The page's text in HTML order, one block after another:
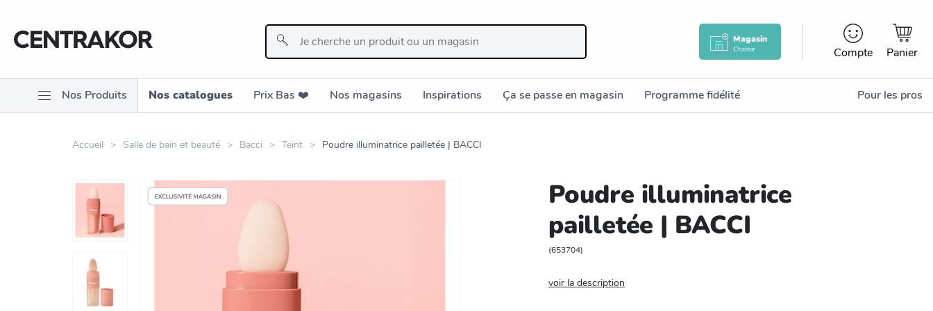
Magasin
Choisir Compte Panier
Nos Produits Nos catalogues Prix Bas ❤️️ Nos magasins Inspirations Ça se passe en magasin Programme fidélité Pour les pros
Accueil Salle de bain et beauté Bacci Teint Poudre illuminatrice pailletée | BACCI
Poudre illuminatrice
pailletée | BACCI
(653704)
voir la description